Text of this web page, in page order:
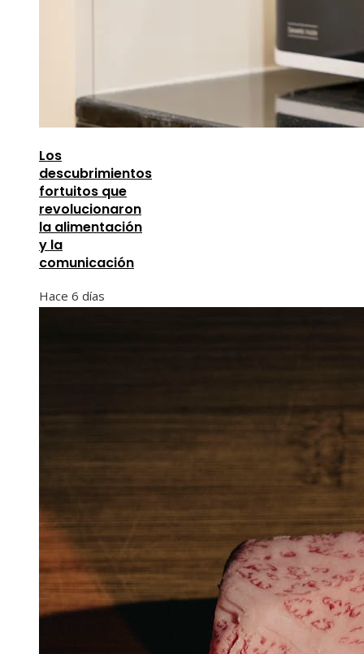
Los
descubrimientos
fortuitos que
revolucionaron
la alimentación
y la
comunicación
Hace 6 días